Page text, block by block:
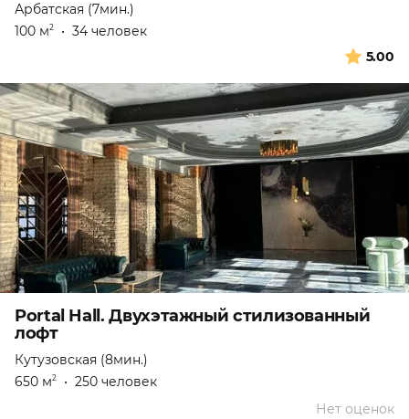
Арбатская (7мин.)
100 м2 • 34 человек
5.00
Portal Hall. Двухэтажный стилизованный
лофт
Кутузовская (8мин.)
650 м2 • 250 человек
Нет оценок